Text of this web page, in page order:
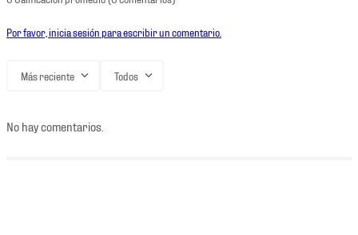
Por favor, inicia sesión para escribir un comentario.
Más reciente Todos
No hay comentarios.